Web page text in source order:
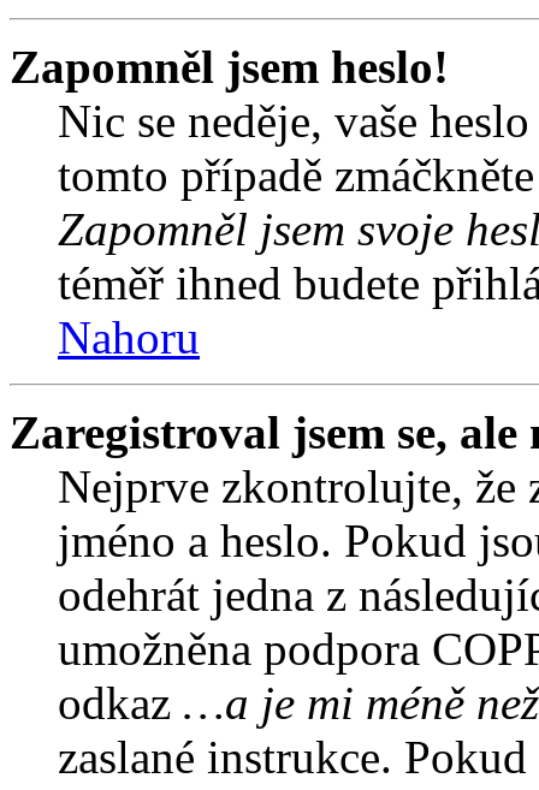
Zapomněl jsem heslo!
Nic se neděje, vaše
tomto případě
Zapomněl jsem svoje
téměř ihned budete
Nahoru
Zaregistroval jsem se,
Nejprve zkontrolujte, že
jméno a heslo. Pokud
odehrát jedna z
umožněna podpora
odkaz …a je mi méně
zaslané instrukce.